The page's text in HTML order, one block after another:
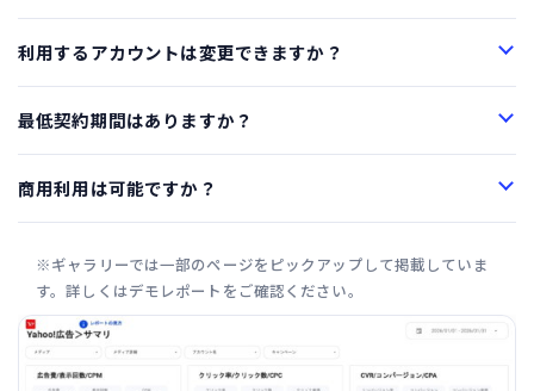
利用するアカウントは変更できますか？
最低契約期間はありますか？
商用利用は可能ですか？
※ギャラリーでは一部のページをピックアップして掲載していま
す。詳しくはデモレポートをご確認ください。